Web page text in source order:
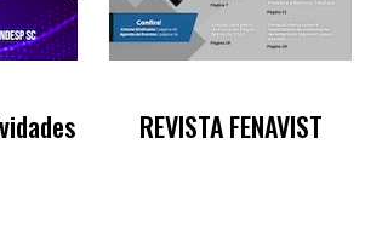
REVISTA FENAVIST